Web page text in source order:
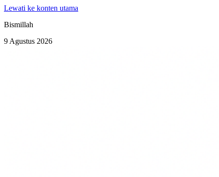
Lewati ke konten utama
Bismillah
9 Agustus 2026